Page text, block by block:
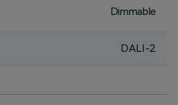
Dimmable
DALI-2